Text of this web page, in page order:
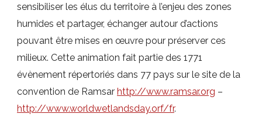
sensibiliser les élus du territoire à l’enjeu des zones
humides et partager, échanger autour d’actions
pouvant être mises en œuvre pour préserver ces
milieux. Cette animation fait partie des 1771
évènement répertoriés dans 77 pays sur le site de la
convention de Ramsar http://www.ramsar.org –
http://www.worldwetlandsday.orf/fr.